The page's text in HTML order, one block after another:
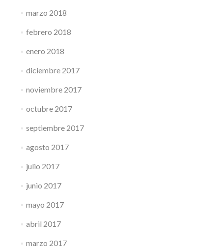
marzo 2018
febrero 2018
enero 2018
diciembre 2017
noviembre 2017
octubre 2017
septiembre 2017
agosto 2017
julio 2017
junio 2017
mayo 2017
abril 2017
marzo 2017